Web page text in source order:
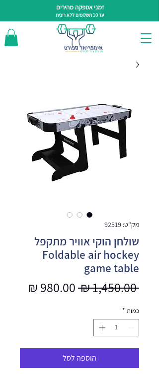
זמני אספקה מהירים
עד 10 תשלומים ללא ריבית
מק"ט: 92519
שולחן הוקי אוויר מתקפל
Foldable air hockey
game table
‏1,450.00 ‏₪
מחיר
כמות *
הוספה לסל